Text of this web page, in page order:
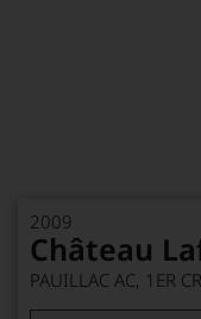
2009
Château
PAUILLAC AC, 1ER